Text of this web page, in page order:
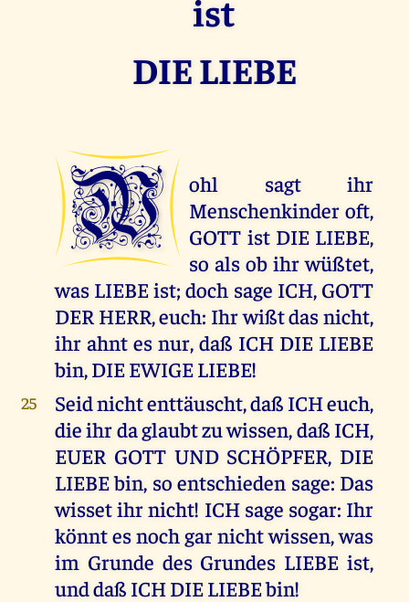
ist
DIE LIEBE
W
ohl sagt ihr
Menschenkinder oft,
GOTT ist DIE LIEBE,
so als ob ihr wüßtet,
was LIEBE ist; doch sage ICH, GOTT
DER HERR, euch: Ihr wißt das nicht,
ihr ahnt es nur, daß ICH DIE LIEBE
bin, DIE EWIGE LIEBE!
25
Seid nicht enttäuscht, daß ICH euch,
die ihr da glaubt zu wissen, daß ICH,
EUER GOTT UND SCHÖPFER, DIE
LIEBE bin, so entschieden sage: Das
wisset ihr nicht! ICH sage sogar: Ihr
könnt es noch gar nicht wissen, was
im Grunde des Grundes LIEBE ist,
und daß ICH DIE LIEBE bin!